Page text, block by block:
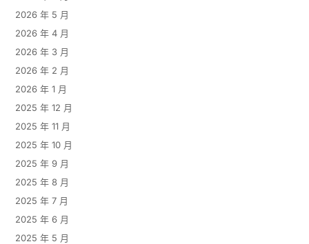
2026 年 5 月
2026 年 4 月
2026 年 3 月
2026 年 2 月
2026 年 1 月
2025 年 12 月
2025 年 11 月
2025 年 10 月
2025 年 9 月
2025 年 8 月
2025 年 7 月
2025 年 6 月
2025 年 5 月